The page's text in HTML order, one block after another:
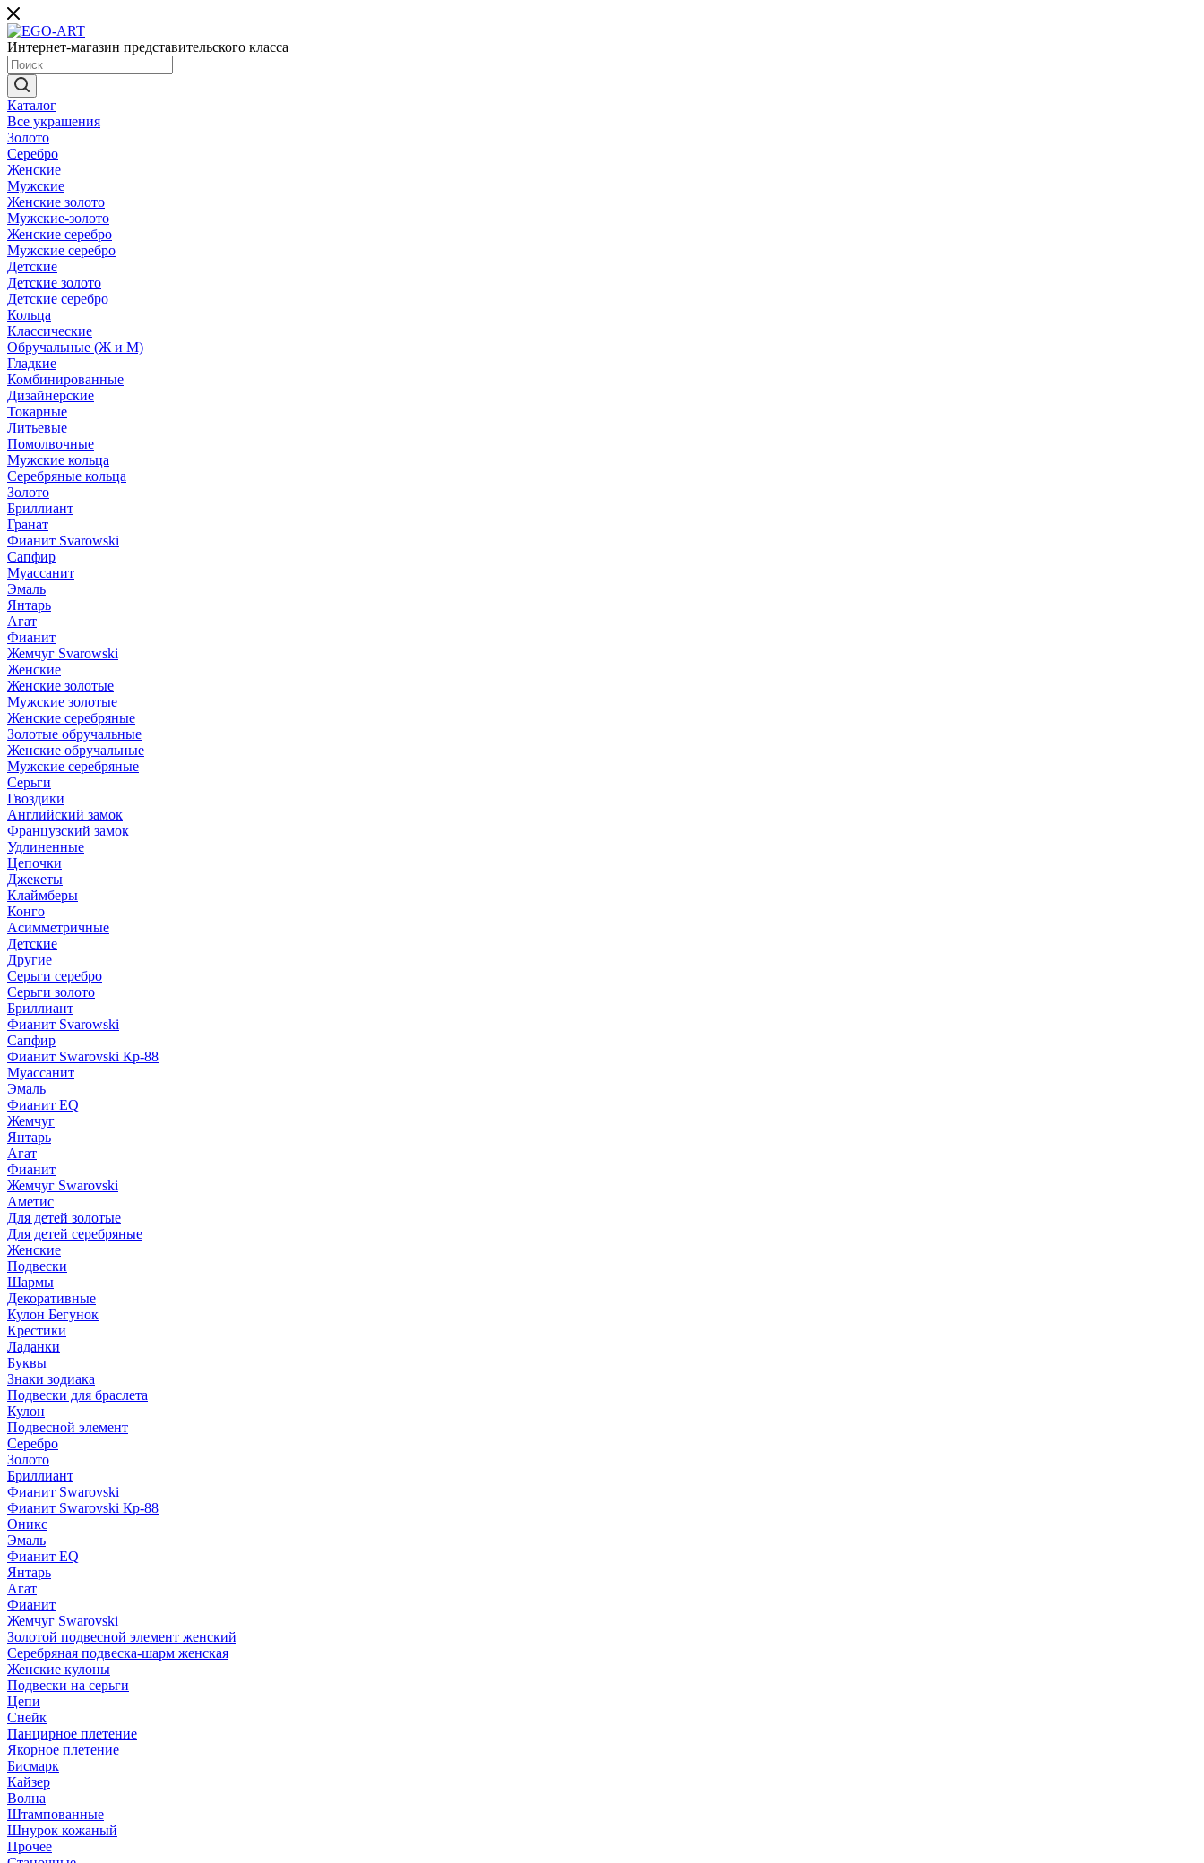
Интернет-магазин представительского класса
Каталог
Все украшения
Золото
Серебро
Женские
Мужские
Женские золото
Мужские-золото
Женские серебро
Мужские серебро
Детские
Детские золото
Детские серебро
Кольца
Классические
Обручальные (Ж и М)
Гладкие
Комбинированные
Дизайнерские
Токарные
Литьевые
Помолвочные
Мужские кольца
Серебряные кольца
Золото
Бриллиант
Гранат
Фианит Svarowski
Сапфир
Муассанит
Эмаль
Янтарь
Агат
Фианит
Жемчуг Svarowski
Женские
Женские золотые
Мужские золотые
Женские серебряные
Золотые обручальные
Женские обручальные
Мужские серебряные
Серьги
Гвоздики
Английский замок
Французский замок
Удлиненные
Цепочки
Джекеты
Клаймберы
Конго
Асимметричные
Детские
Другие
Серьги серебро
Серьги золото
Бриллиант
Фианит Svarowski
Сапфир
Фианит Swarovski Кр-88
Муассанит
Эмаль
Фианит EQ
Жемчуг
Янтарь
Агат
Фианит
Жемчуг Swarovski
Аметис
Для детей золотые
Для детей серебряные
Женские
Подвески
Шармы
Декоративные
Кулон Бегунок
Крестики
Ладанки
Буквы
Знаки зодиака
Подвески для браслета
Кулон
Подвесной элемент
Серебро
Золото
Бриллиант
Фианит Swarovski
Фианит Swarovski Кр-88
Оникс
Эмаль
Фианит EQ
Янтарь
Агат
Фианит
Жемчуг Swarovski
Золотой подвесной элемент женcкий
Серебряная подвеска-шарм женская
Женские кулоны
Подвески на серьги
Цепи
Снейк
Панцирное плетение
Якорное плетение
Бисмарк
Кайзер
Волна
Штампованные
Шнурок кожаный
Прочее